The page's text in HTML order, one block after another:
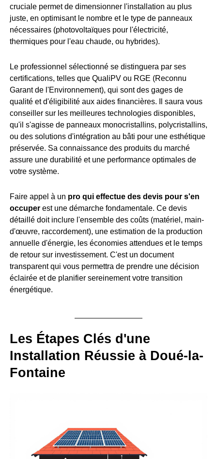
cruciale permet de dimensionner l'installation au plus
juste, en optimisant le nombre et le type de panneaux
nécessaires (photovoltaïques pour l'électricité,
thermiques pour l'eau chaude, ou hybrides).
Le professionnel sélectionné se distinguera par ses
certifications, telles que QualiPV ou RGE (Reconnu
Garant de l'Environnement), qui sont des gages de
qualité et d'éligibilité aux aides financières. Il saura vous
conseiller sur les meilleures technologies disponibles,
qu'il s'agisse de panneaux monocristallins, polycristallins,
ou des solutions d'intégration au bâti pour une esthétique
préservée. Sa connaissance des produits du marché
assure une durabilité et une performance optimales de
votre système.
Faire appel à un pro qui effectue des devis pour s'en
occuper est une démarche fondamentale. Ce devis
détaillé doit inclure l'ensemble des coûts (matériel, main-
d'œuvre, raccordement), une estimation de la production
annuelle d'énergie, les économies attendues et le temps
de retour sur investissement. C'est un document
transparent qui vous permettra de prendre une décision
éclairée et de planifier sereinement votre transition
énergétique.
Les Étapes Clés d'une
Installation Réussie à Doué-la-
Fontaine